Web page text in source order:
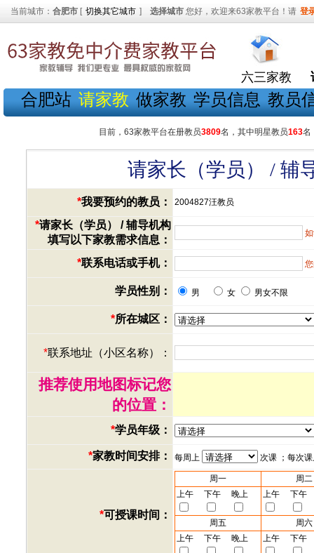
当前城市： 合肥市 [ 切换其它城市 ] 选择城市 您好，欢迎来63家教平台！请 登
六三家教
合肥站 请家教 做家教 学员信息 教员
目前，63家教平台在册教员3809名，其中明星教员163名
请家长（学员） / 辅
*我要预约的教员： 2004827汪教员
*请家长（学员） / 辅导机构
填写以下家教需求信息：
*联系电话或手机：
学员性别： 男 女 男女不限
*所在城区：
*联系地址（小区名称）：
推荐使用地图标记您
的位置：
*学员年级：
*家教时间安排： 每周上 次课 ；每次
*可授课时间：
周一
周二
上午
下午 晚上 上午 下午
周五
周六
上午
下午 晚上 上午 下午